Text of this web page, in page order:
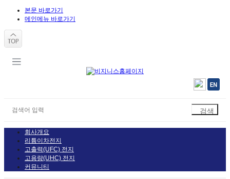
본문 바로가기
메인메뉴 바로가기
회사개요
리튬이차전지
고출력(UFC) 전지
고용량(UHC) 전지
커뮤니티